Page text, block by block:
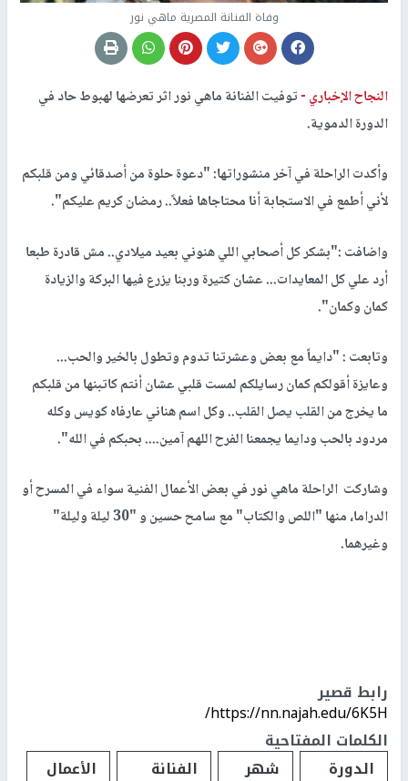
وفاة الفنانة المصرية ماهي نور
النجاح الإخباري -توفيت الفنانة ماهي نور اثر تعرضها لهبوط حاد في
الدورة الدموية.
وأكدت الراحلة في آخر منشوراتها: "دعوة حلوة من أصدقائي ومن قلبكم
لأني أطمع في الاستجابة أنا محتاجاها فعلاً.. رمضان كريم عليكم".
واضافت :"بشكر كل أصحابي اللي هنوني بعيد ميلادي.. مش قادرة طبعا
أرد علي كل المعايدات... عشان كتيرة وربنا يزرع فيها البركة والزيادة
كمان وكمان".
وتابعت : "دايماً مع بعض وعشرتنا تدوم وتطول بالخير والحب...
وعايزة أقولكم كمان رسايلكم لمست قلبي عشان أنتم كاتبنها من قلبكم
ما يخرج من القلب يصل القلب.. وكل اسم هناني عارفاه كويس وكله
مردود بالحب ودايما يجمعنا الفرح اللهم آمين.... بحبكم في الله".
وشاركت الراحلة ماهي نور في بعض الأعمال الفنية سواء في المسرح أو
الدراما، منها "اللص والكتاب" مع سامح حسين و "30 ليلة وليلة"
وغيرهما.
رابط قصير
https://nn.najah.edu/6K5H/
الكلمات المفتاحية
الدورة
شهر الفنانة الأعمال